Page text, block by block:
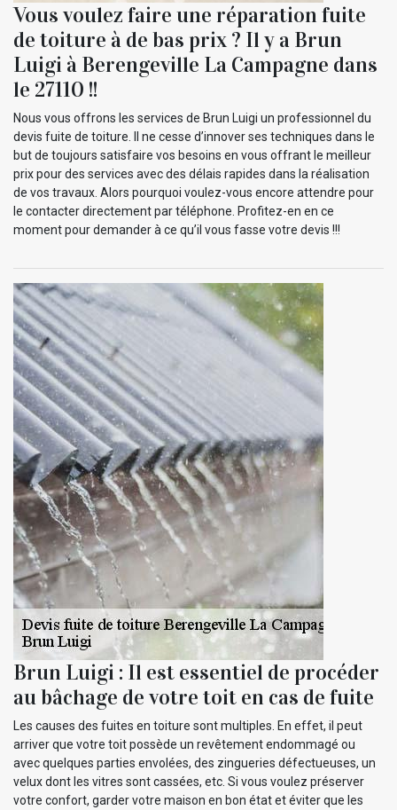
Vous voulez faire une réparation fuite
de toiture à de bas prix ? Il y a Brun
Luigi à Berengeville La Campagne dans
le 27110 !!
Nous vous offrons les services de Brun Luigi un professionnel du
devis fuite de toiture. Il ne cesse d’innover ses techniques dans le
but de toujours satisfaire vos besoins en vous offrant le meilleur
prix pour des services avec des délais rapides dans la réalisation
de vos travaux. Alors pourquoi voulez-vous encore attendre pour
le contacter directement par téléphone. Profitez-en en ce
moment pour demander à ce qu’il vous fasse votre devis !!!
Brun Luigi : Il est essentiel de procéder
au bâchage de votre toit en cas de fuite
Les causes des fuites en toiture sont multiples. En effet, il peut
arriver que votre toit possède un revêtement endommagé ou
avec quelques parties envolées, des zingueries défectueuses, un
velux dont les vitres sont cassées, etc. Si vous voulez préserver
votre confort, garder votre maison en bon état et éviter que les